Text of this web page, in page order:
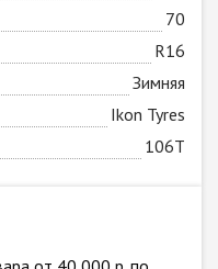
70
R16
Зимняя
Ikon Tyres
106T